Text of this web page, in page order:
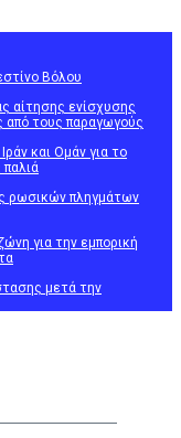
Βόλου
αίτησης ενίσχυσης
από τους παραγωγούς
και Ομάν για το
ρωσικών πληγμάτων
για την εμπορική
μετά την